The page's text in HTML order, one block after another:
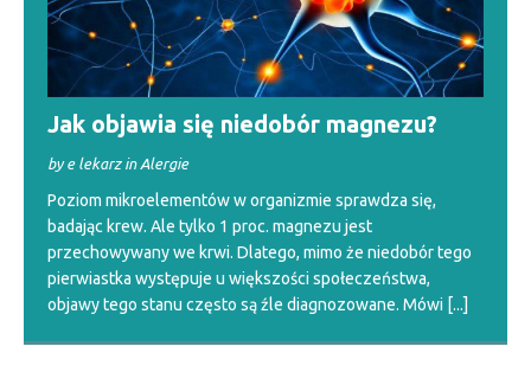
Jak objawia się niedobór magnezu?
by e lekarz in Alergie
Poziom mikroelementów w organizmie sprawdza się,
badając krew. Ale tylko 1 proc. magnezu jest
przechowywany we krwi. Dlatego, mimo że niedobór tego
pierwiastka występuje u większości społeczeństwa,
objawy tego stanu często są źle diagnozowane. Mówi [...]